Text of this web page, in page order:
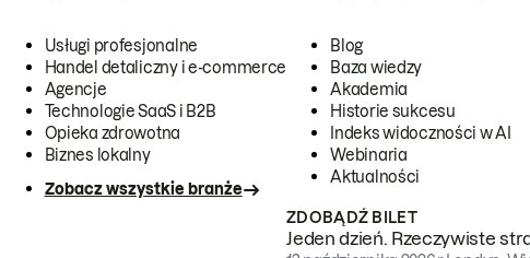
Usługi profesjonalne
Handel detaliczny i e-commerce
Agencje
Technologie SaaS i B2B
Opieka zdrowotna
Biznes lokalny
Zobacz wszystkie branże
Blog
Baza wiedzy
Akademia
Historie sukcesu
Indeks widoczności w AI
Webinaria
Aktualności
ZDOBĄDŹ BILET
Jeden dzień. Rzeczywiste